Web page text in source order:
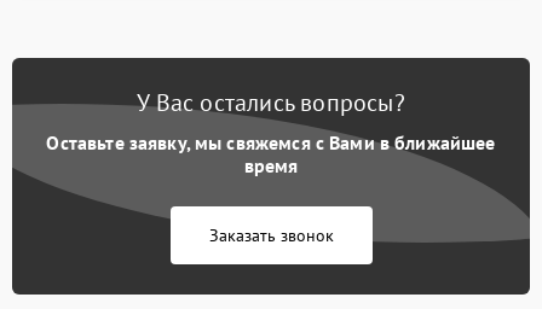
У Вас остались вопросы?
Оставьте заявку, мы свяжемся с Вами в ближайшее
время
Заказать звонок